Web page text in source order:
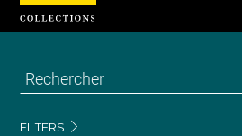
FILTERS
Cookies management panel